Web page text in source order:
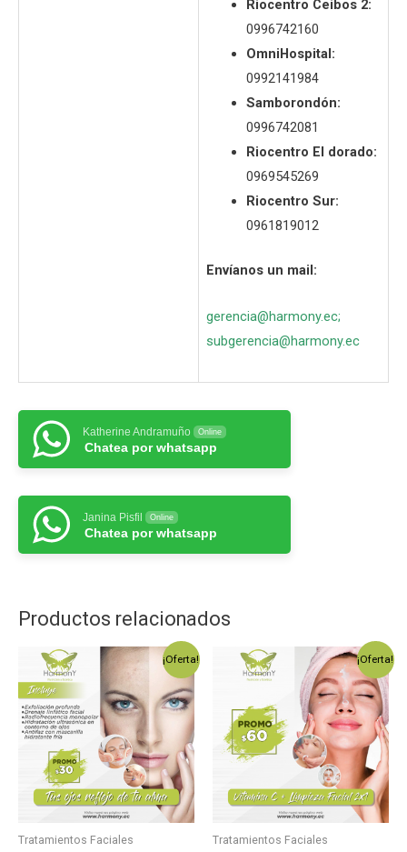
Riocentro Ceibos 2:
0996742160
OmniHospital:
0992141984
Samborondón:
0996742081
Riocentro El dorado:
0969545269
Riocentro Sur:
0961819012
Envíanos un mail:
gerencia@harmony.ec;
subgerencia@harmony.ec
Katherine Andramuño Online
Chatea por whatsapp
Janina Pisfil Online
Chatea por whatsapp
Productos relacionados
¡Oferta!
Tratamientos Faciales
¡Oferta!
Tratamientos Faciales